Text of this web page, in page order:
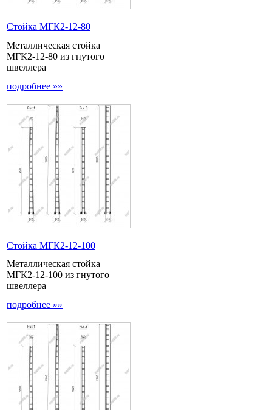
Стойка МГК2-12-80
Металлическая стойка
МГК2-12-80 из гнутого
швеллера
подробнее »»
Стойка МГК2-12-100
Металлическая стойка
МГК2-12-100 из гнутого
швеллера
подробнее »»